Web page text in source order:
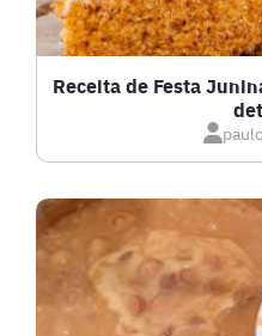
GRATINADOS
LANCHES
LASANHAS
Receita de Festa